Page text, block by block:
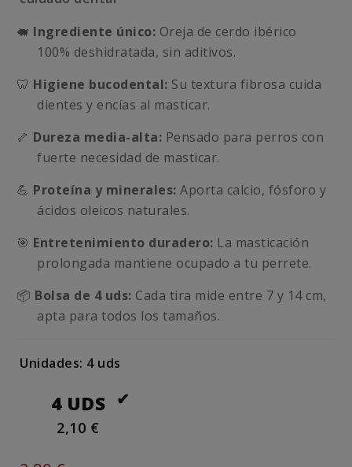
🐖 Ingrediente único: Oreja de cerdo ibérico
100% deshidratada, sin aditivos.
🦷 Higiene bucodental: Su textura fibrosa cuida
dientes y encías al masticar.
🦴 Dureza media-alta: Pensado para perros con
fuerte necesidad de masticar.
💪 Proteína y minerales: Aporta calcio, fósforo y
ácidos oleicos naturales.
🎯 Entretenimiento duradero: La masticación
prolongada mantiene ocupado a tu perrete.
📦 Bolsa de 4 uds: Cada tira mide entre 7 y 14 cm,
apta para todos los tamaños.
Unidades: 4 uds
4 UDS
2,10 €